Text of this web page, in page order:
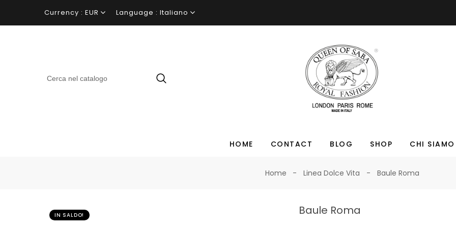
Currency : EUR Language : Italiano
HOME CONTACT BLOG SHOP CHI SIAMO
Home Linea Dolce Vita Baule Roma
IN SALDO! Baule Roma